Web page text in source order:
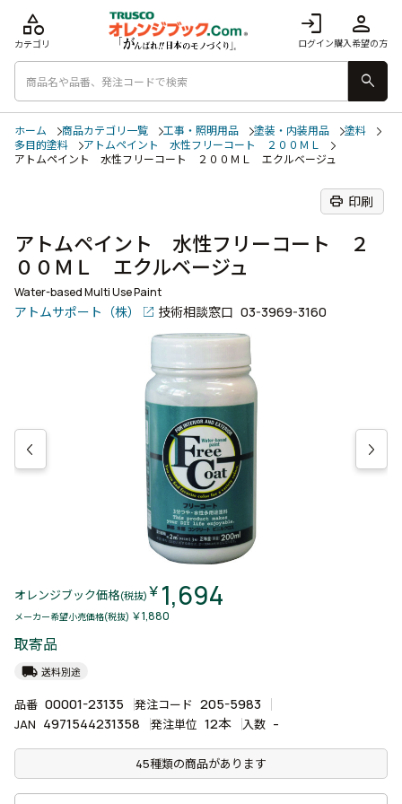
login
ログイン
person
購入希望の方
category
カテゴリ
search
ホーム 商品カテゴリ一覧 工事・照明用品 塗装・内装用品
塗料
多目的塗料
アトムペイント 水性フリーコート ２００ＭＬ
アトムペイント 水性フリーコート ２００ＭＬ エクルベージュ
print 印刷
アトムペイント 水性フリーコート ２
００ＭＬ エクルベージュ
Water-based Multi Use Paint
アトムサポート（株） 技術相談窓口 03-3969-3160
オレンジブック価格(税抜) ￥ 1,694
メーカー希望小売価格(税抜) ￥1,880
取寄品
local_shipping 送料別途
品番 00001-23135 発注コード 205-5983
JAN 4971544231358 発注単位 12本 入数 -
45種類の商品があります